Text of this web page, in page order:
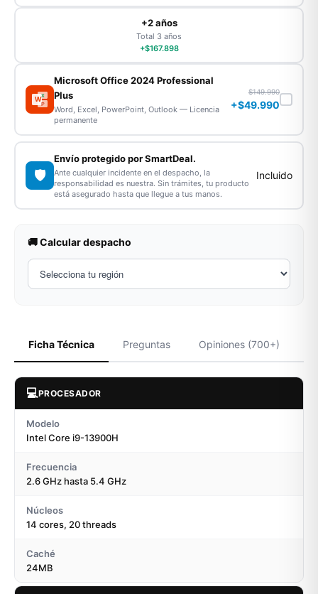
+2 años
Total 3 años
+$167.898
WX
P
Microsoft Office 2024 Professional
Plus
Word, Excel, PowerPoint, Outlook — Licencia
permanente
$149.990
+$49.990
🛡️
Envío protegido por SmartDeal.
Ante cualquier incidente en el despacho, la
responsabilidad es nuestra. Sin trámites, tu producto
está asegurado hasta que llegue a tus manos.
Incluido
🚚 Calcular despacho
Ficha Técnica Preguntas Opiniones (700+)
💻PROCESADOR
Modelo
Intel Core i9-13900H
Frecuencia
2.6 GHz hasta 5.4 GHz
Núcleos
14 cores, 20 threads
Caché
24MB